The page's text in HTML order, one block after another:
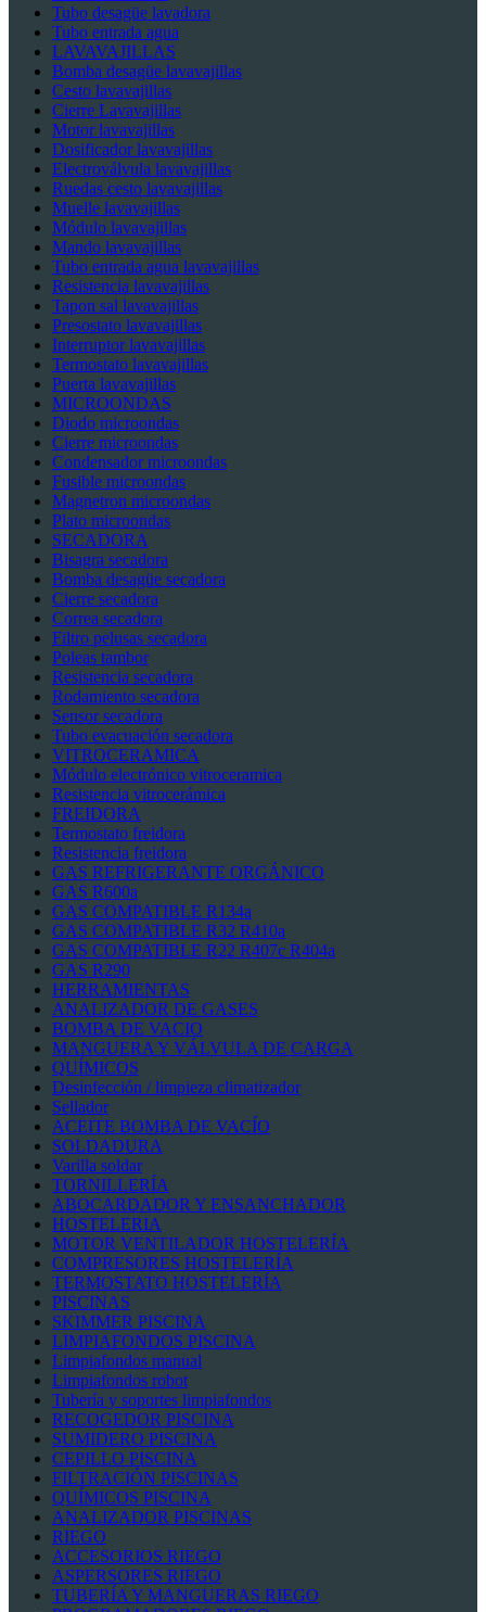
Tubo desagüe lavadora
Tubo entrada agua
LAVAVAJILLAS
Bomba desagüe lavavajillas
Cesto lavavajillas
Cierre Lavavajillas
Motor lavavajillas
Dosificador lavavajillas
Electroválvula lavavajillas
Ruedas cesto lavavajillas
Muelle lavavajillas
Módulo lavavajillas
Mando lavavajillas
Tubo entrada agua lavavajillas
Resistencia lavavajillas
Tapon sal lavavajillas
Presostato lavavajillas
Interruptor lavavajillas
Termostato lavavajillas
Puerta lavavajillas
MICROONDAS
Diodo microondas
Cierre microondas
Condensador microondas
Fusible microondas
Magnetron microondas
Plato microondas
SECADORA
Bisagra secadora
Bomba desagüe secadora
Cierre secadora
Correa secadora
Filtro pelusas secadora
Poleas tambor
Resistencia secadora
Rodamiento secadora
Sensor secadora
Tubo evacuación secadora
VITROCERAMICA
Módulo electrónico vitroceramica
Resistencia vitrocerámica
FREIDORA
Termostato freidora
Resistencia freidora
GAS REFRIGERANTE ORGÁNICO
GAS R600a
GAS COMPATIBLE R134a
GAS COMPATIBLE R32 R410a
GAS COMPATIBLE R22 R407c R404a
GAS R290
HERRAMIENTAS
ANALIZADOR DE GASES
BOMBA DE VACIO
MANGUERA Y VÁLVULA DE CARGA
QUÍMICOS
Desinfección / limpieza climatizador
Sellador
ACEITE BOMBA DE VACÍO
SOLDADURA
Varilla soldar
TORNILLERÍA
ABOCARDADOR Y ENSANCHADOR
HOSTELERIA
MOTOR VENTILADOR HOSTELERÍA
COMPRESORES HOSTELERÍA
TERMOSTATO HOSTELERÍA
PISCINAS
SKIMMER PISCINA
LIMPIAFONDOS PISCINA
Limpiafondos manual
Limpiafondos robot
Tubería y soportes limpiafondos
RECOGEDOR PISCINA
SUMIDERO PISCINA
CEPILLO PISCINA
FILTRACIÓN PISCINAS
QUÍMICOS PISCINA
ANALIZADOR PISCINAS
RIEGO
ACCESORIOS RIEGO
ASPERSORES RIEGO
TUBERÍA Y MANGUERAS RIEGO